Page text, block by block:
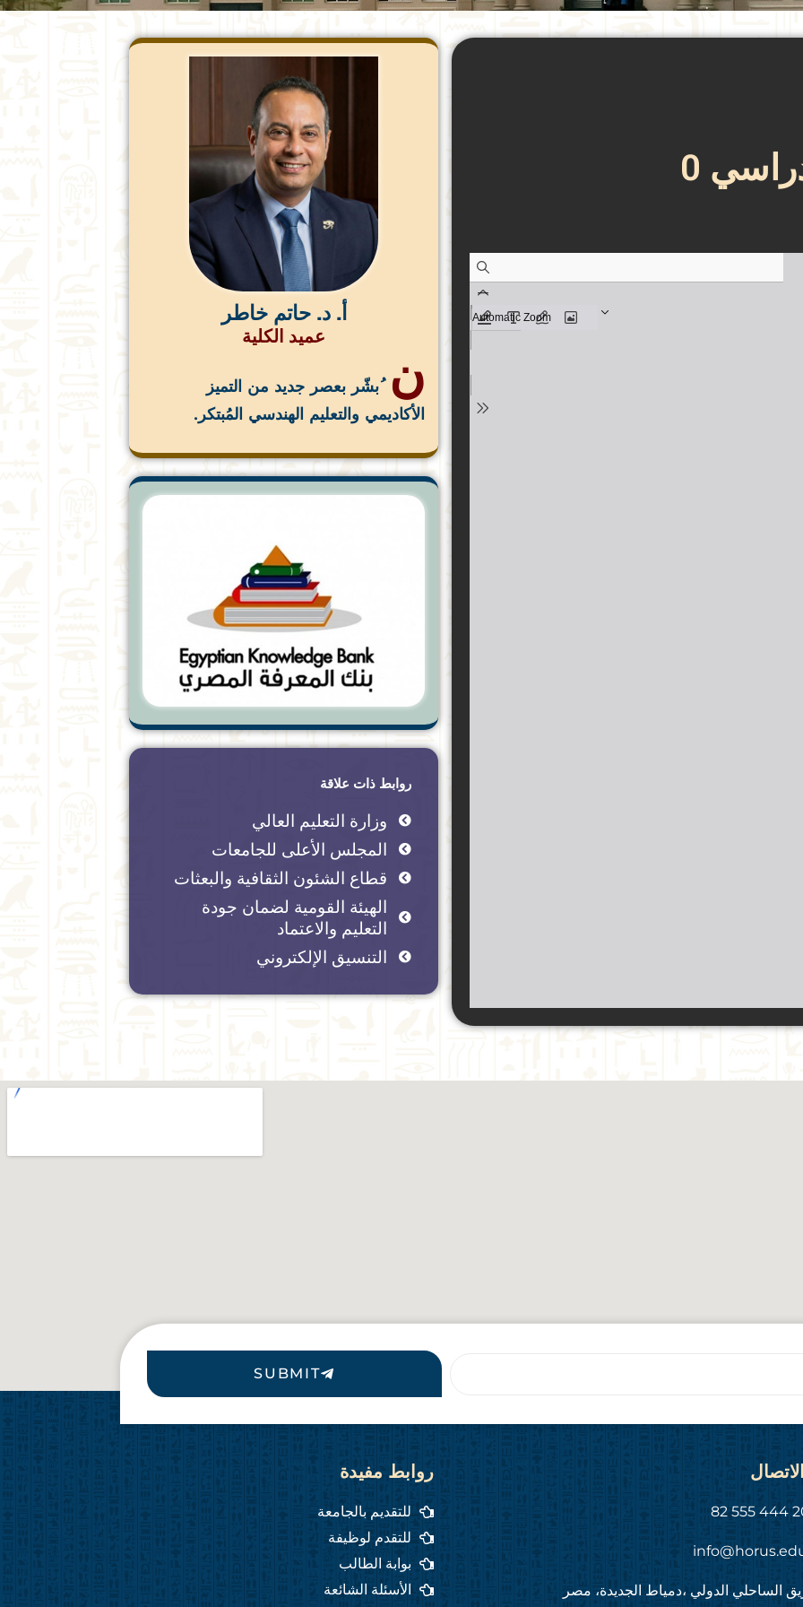
0
أ. د. حاتم خاطر
عميد الكلية
ن
ُبشّر بعصر جديد من التميز
الأكاديمي والتعليم الهندسي المُبتكر.
روابط ذات علاقة
وزارة التعليم العالي
المجلس الأعلى للجامعات
قطاع الشئون الثقافية والبعثات
الهيئة القومية لضمان جودة
التعليم والاعتماد
التنسيق الإلكتروني
SUBMIT
الساحلي الدولي ،دمياط الجديدة، مصر
روابط مفيدة
للتقديم بالجامعة
للتقدم لوظيفة
بوابة الطالب
الأسئلة الشائعة